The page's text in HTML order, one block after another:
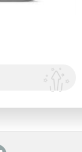
fbid=10156070655185195&set=pcb.10156070660595195&type=1&theater